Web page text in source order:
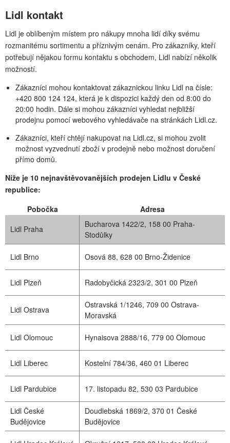
Lidl kontakt
Lidl je oblíbeným místem pro nákupy mnoha lidí díky svému
rozmanitému sortimentu a příznivým cenám. Pro zákazníky, kteří
potřebují nějakou formu kontaktu s obchodem, Lidl nabízí několik
možností.
Zákazníci mohou kontaktovat zákaznickou linku Lidl na čísle:
+420 800 124 124, která je k dispozici každý den od 8:00 do
20:00 hodin. Dále si mohou zákazníci vyhledat nejbližší
prodejnu pomocí webového vyhledávače na stránkách Lidl.cz.
Zákazníci, kteří chtějí nakupovat na Lidl.cz, si mohou zvolit
možnost vyzvednutí zboží v prodejně nebo možnost doručení
přímo domů.
Níže je 10 nejnavštěvovanějších prodejen Lidlu v České
republice:
Pobočka
Adresa
Lidl Praha
Bucharova 1422/2, 158 00 Praha-
Stodůlky
Lidl Brno Osová 88, 628 00 Brno-Židenice
Lidl Plzeň Radobyčická 2323/2, 301 00 Plzeň
Lidl Ostrava
Ostravská 1/1246, 709 00 Ostrava-
Moravská
Lidl Olomouc Hynaisova 2888/16, 779 00 Olomouc
Lidl Liberec Kostelní 784/36, 460 01 Liberec
Lidl Pardubice 17. listopadu 82, 530 03 Pardubice
Lidl České
Budějovice
Doudlebská 1869/2, 370 01 České
Budějovice